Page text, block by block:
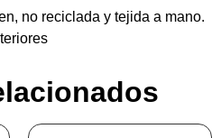
no reciclada y tejida a mano.